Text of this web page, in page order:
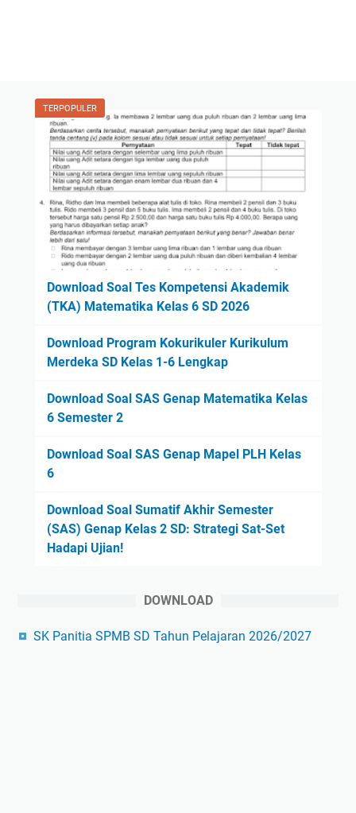
TERPOPULER
Download Soal Tes Kompetensi Akademik
(TKA) Matematika Kelas 6 SD 2026
Download Program Kokurikuler Kurikulum
Merdeka SD Kelas 1-6 Lengkap
Download Soal SAS Genap Matematika Kelas
6 Semester 2
Download Soal SAS Genap Mapel PLH Kelas
6
Download Soal Sumatif Akhir Semester
(SAS) Genap Kelas 2 SD: Strategi Sat-Set
Hadapi Ujian!
DOWNLOAD
SK Panitia SPMB SD Tahun Pelajaran 2026/2027